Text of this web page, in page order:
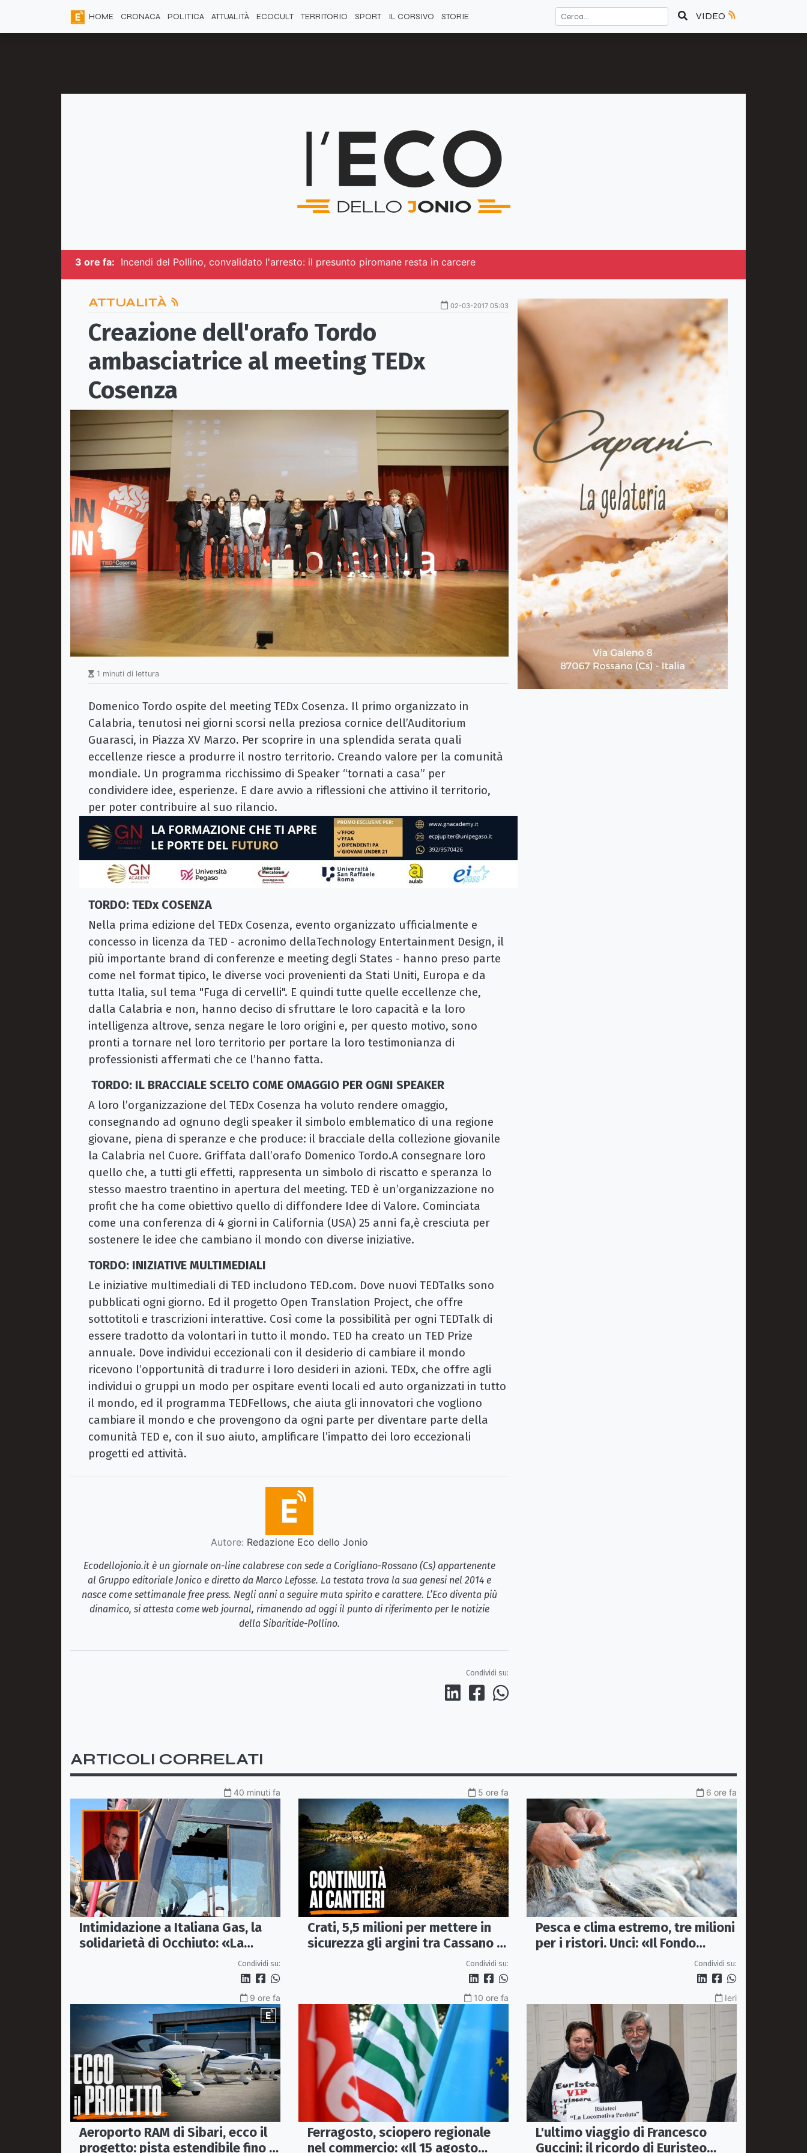
HOME CRONACA POLITICA ATTUALITÀ ECOCULT TERRITORIO SPORT IL CORSIVO STORIE VIDEO
3 ore fa: Incendi del Pollino, convalidato l'arresto: il presunto piromane resta in carcere
ATTUALITÀ 02-03-2017 05:03
Creazione dell'orafo Tordo
ambasciatrice al meeting TEDx
Cosenza
1 minuti di lettura
Domenico Tordo ospite del meeting TEDx Cosenza. Il primo organizzato in
Calabria, tenutosi nei giorni scorsi nella preziosa cornice dell’Auditorium
Guarasci, in Piazza XV Marzo. Per scoprire in una splendida serata quali
eccellenze riesce a produrre il nostro territorio. Creando valore per la comunità
mondiale. Un programma ricchissimo di Speaker “tornati a casa” per
condividere idee, esperienze. E dare avvio a riflessioni che attivino il territorio,
per poter contribuire al suo rilancio.
TORDO: TEDx COSENZA
Nella prima edizione del TEDx Cosenza, evento organizzato ufficialmente e
concesso in licenza da TED - acronimo dellaTechnology Entertainment Design, il
più importante brand di conferenze e meeting degli States - hanno preso parte
come nel format tipico, le diverse voci provenienti da Stati Uniti, Europa e da
tutta Italia, sul tema "Fuga di cervelli". E quindi tutte quelle eccellenze che,
dalla Calabria e non, hanno deciso di sfruttare le loro capacità e la loro
intelligenza altrove, senza negare le loro origini e, per questo motivo, sono
pronti a tornare nel loro territorio per portare la loro testimonianza di
professionisti affermati che ce l’hanno fatta.
TORDO: IL BRACCIALE SCELTO COME OMAGGIO PER OGNI SPEAKER
A loro l’organizzazione del TEDx Cosenza ha voluto rendere omaggio,
consegnando ad ognuno degli speaker il simbolo emblematico di una regione
giovane, piena di speranze e che produce: il bracciale della collezione giovanile
la Calabria nel Cuore. Griffata dall’orafo Domenico Tordo.A consegnare loro
quello che, a tutti gli effetti, rappresenta un simbolo di riscatto e speranza lo
stesso maestro traentino in apertura del meeting. TED è un’organizzazione no
profit che ha come obiettivo quello di diffondere Idee di Valore. Cominciata
come una conferenza di 4 giorni in California (USA) 25 anni fa,è cresciuta per
sostenere le idee che cambiano il mondo con diverse iniziative.
TORDO: INIZIATIVE MULTIMEDIALI
Le iniziative multimediali di TED includono TED.com. Dove nuovi TEDTalks sono
pubblicati ogni giorno. Ed il progetto Open Translation Project, che offre
sottotitoli e trascrizioni interattive. Così come la possibilità per ogni TEDTalk di
essere tradotto da volontari in tutto il mondo. TED ha creato un TED Prize
annuale. Dove individui eccezionali con il desiderio di cambiare il mondo
ricevono l’opportunità di tradurre i loro desideri in azioni. TEDx, che offre agli
individui o gruppi un modo per ospitare eventi locali ed auto organizzati in tutto
il mondo, ed il programma TEDFellows, che aiuta gli innovatori che vogliono
cambiare il mondo e che provengono da ogni parte per diventare parte della
comunità TED e, con il suo aiuto, amplificare l’impatto dei loro eccezionali
progetti ed attività.
Autore: Redazione Eco dello Jonio
Ecodellojonio.it è un giornale on-line calabrese con sede a Corigliano-Rossano (Cs) appartenente
al Gruppo editoriale Jonico e diretto da Marco Lefosse. La testata trova la sua genesi nel 2014 e
nasce come settimanale free press. Negli anni a seguire muta spirito e carattere. L’Eco diventa più
dinamico, si attesta come web journal, rimanendo ad oggi il punto di riferimento per le notizie
della Sibaritide-Pollino.
Condividi su:
ARTICOLI CORRELATI
40 minuti fa
Intimidazione a Italiana Gas, la
solidarietà di Occhiuto: «La
Calabria onesta non arretra»Condividi su:
5 ore fa
Crati, 5,5 milioni per mettere in
sicurezza gli argini tra Cassano e
Condividi su:
6 ore fa
Pesca e clima estremo, tre milioni
per i ristori. Unci: «Il Fondo
Condividi su:
9 ore fa
Aeroporto RAM di Sibari, ecco il
progetto: pista estendibile fino a
10 ore fa
Ferragosto, sciopero regionale
nel commercio: «Il 15 agosto
Ieri
L'ultimo viaggio di Francesco
Guccini: il ricordo di Euristeo